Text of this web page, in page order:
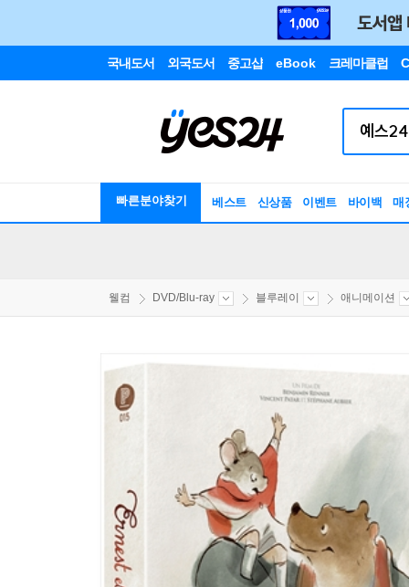
국내도서 외국도서 중고샵 eBook 크레마클럽
빠른분야찾기 베스트 신상품 이벤트 바이백 매
웰컴 DVD/Blu-ray 블루레이 애니메이션